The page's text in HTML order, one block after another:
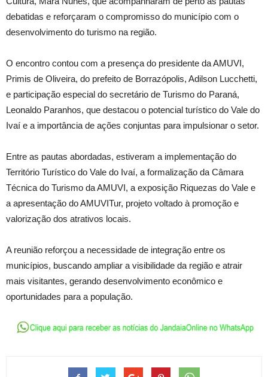
debatidas e reforçaram o compromisso do município com o
desenvolvimento do turismo na região.
O encontro contou com a presença do presidente da AMUVI,
Primis de Oliveira, do prefeito de Borrazópolis, Adilson Lucchetti,
e participação especial do secretário de Turismo do Paraná,
Leonaldo Paranhos, que destacou o potencial turístico do Vale do
Ivaí e a importância de ações conjuntas para impulsionar o setor.
Entre as pautas abordadas, estiveram a implementação do
Território Turístico do Vale do Ivaí, a formalização da Câmara
Técnica do Turismo da AMUVI, a exposição Riquezas do Vale e
a apresentação do AMUVITur, projeto voltado à promoção e
valorização dos atrativos locais.
A reunião reforçou a necessidade de integração entre os
municípios, buscando ampliar a visibilidade da região e atrair
mais visitantes, gerando desenvolvimento econômico e
oportunidades para a população.